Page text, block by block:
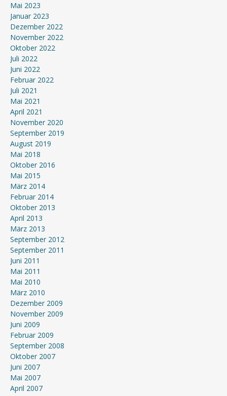
Mai 2023
Januar 2023
Dezember 2022
November 2022
Oktober 2022
Juli 2022
Juni 2022
Februar 2022
Juli 2021
Mai 2021
April 2021
November 2020
September 2019
August 2019
Mai 2018
Oktober 2016
Mai 2015
März 2014
Februar 2014
Oktober 2013
April 2013
März 2013
September 2012
September 2011
Juni 2011
Mai 2011
Mai 2010
März 2010
Dezember 2009
November 2009
Juni 2009
Februar 2009
September 2008
Oktober 2007
Juni 2007
Mai 2007
April 2007